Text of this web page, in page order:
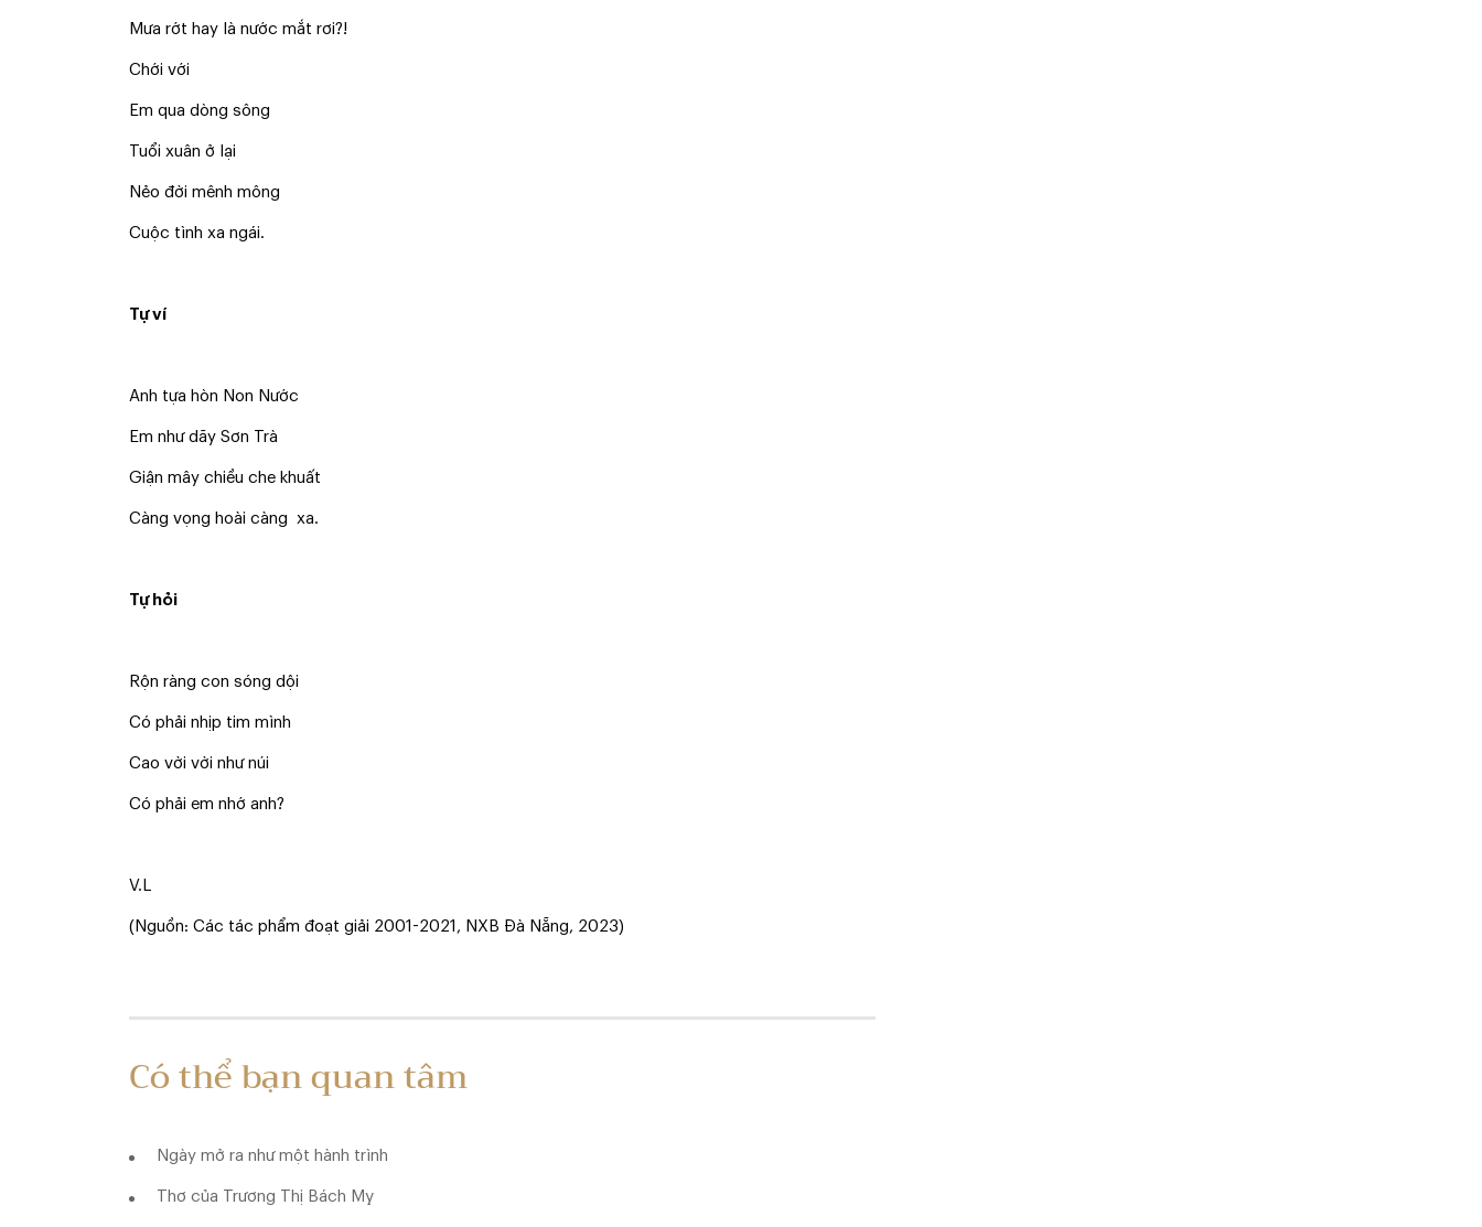
Mưa rớt hay là nước mắt rơi?!
Chới với
Em qua dòng sông
Tuổi xuân ở lại
Nẻo đời mênh mông
Cuộc tình xa ngái.
Tự ví
Anh tựa hòn Non Nước
Em như dãy Sơn Trà
Giận mây chiều che khuất
Càng vọng hoài càng xa.
Tự hỏi
Rộn ràng con sóng dội
Có phải nhịp tim mình
Cao vời vời như núi
Có phải em nhớ anh?
V.L
(Nguồn: Các tác phẩm đoạt giải 2001-2021, NXB Đà Nẵng, 2023)
Có thể bạn quan tâm
Ngày mở ra như một hành trình
Thơ của Trương Thị Bách Mỵ